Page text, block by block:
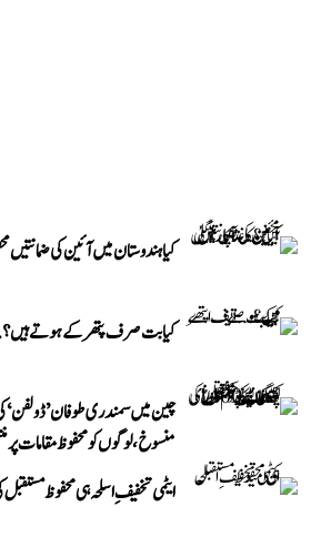
کیا ہندوستان میں آئین کی
کیا بت صرف پتھر کے ہوتے
منسوخ، لوگوں کو محفوظ مقامات پر
ایٹمی تخفیفِ اسلحہ ہی محفوظ مستقبل